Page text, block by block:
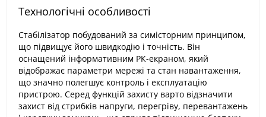
Технологічні особливості
Стабілізатор побудований за симісторним принципом,
що підвищує його швидкодію і точність. Він
оснащений інформативним РК-екраном, який
відображає параметри мережі та стан навантаження,
що значно полегшує контроль і експлуатацію
пристрою. Серед функцій захисту варто відзначити
захист від стрибків напруги, перегріву, перевантажень